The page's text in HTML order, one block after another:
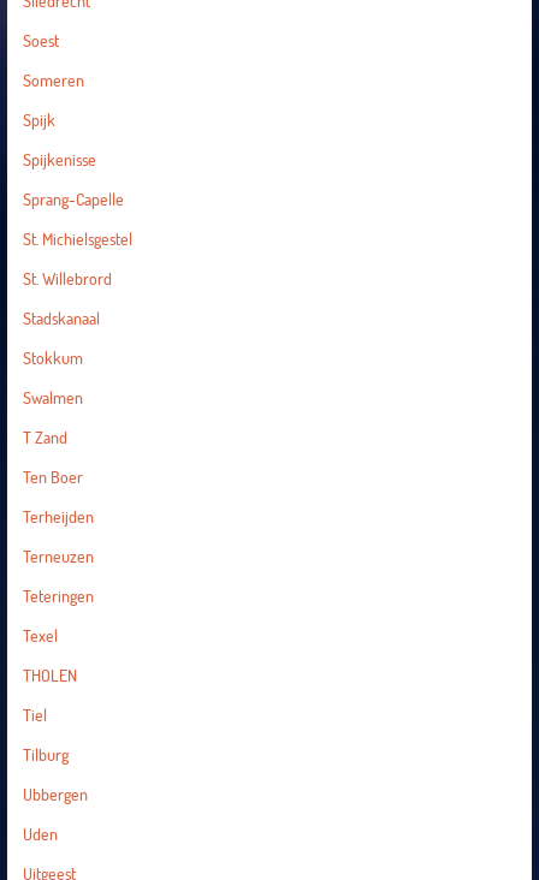
Soest
Someren
Spijk
Spijkenisse
Sprang-Capelle
St. Michielsgestel
St. Willebrord
Stadskanaal
Stokkum
Swalmen
T Zand
Ten Boer
Terheijden
Terneuzen
Teteringen
Texel
THOLEN
Tiel
Tilburg
Ubbergen
Uden
Uitgeest